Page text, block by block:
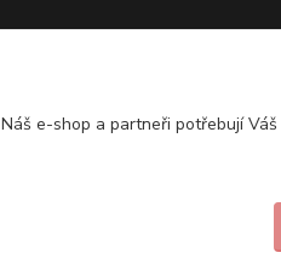
Náš e-shop a partneři potřebují Váš